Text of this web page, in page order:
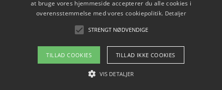
Om / kontakt
Blog Betingelser
at bruge vores hjemmeside accepterer du alle cookies i
overensstemmelse med vores cookiepolitik. Detaljer
STRENGT NØDVENDIGE
TILLAD COOKIES TILLAD IKKE COOKIES
VIS DETALJER